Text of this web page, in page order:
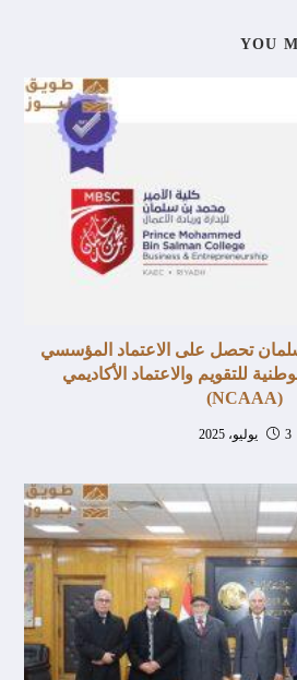
YOU
تحصل على الاعتماد المؤسسي
للتقويم والاعتماد الأكاديمي
(NCAAA)
3 يوليو، 2025